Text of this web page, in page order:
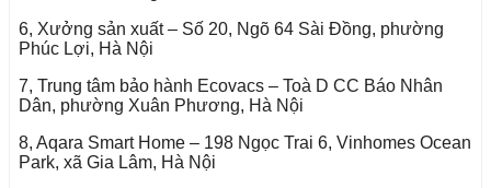
6, Xưởng sản xuất – Số 20, Ngõ 64 Sài Đồng, phường
Phúc Lợi, Hà Nội
7, Trung tâm bảo hành Ecovacs – Toà D CC Báo Nhân
Dân, phường Xuân Phương, Hà Nội
8, Aqara Smart Home – 198 Ngọc Trai 6, Vinhomes Ocean
Park, xã Gia Lâm, Hà Nội